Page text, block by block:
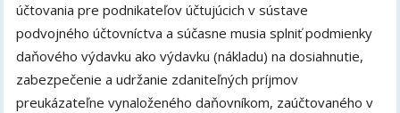
účtovania pre podnikateľov účtujúcich v sústave
podvojného účtovníctva a súčasne musia splniť podmienky
daňového výdavku ako výdavku (nákladu) na dosiahnutie,
zabezpečenie a udržanie zdaniteľných príjmov
preukázateľne vynaloženého daňovníkom, zaúčtovaného v